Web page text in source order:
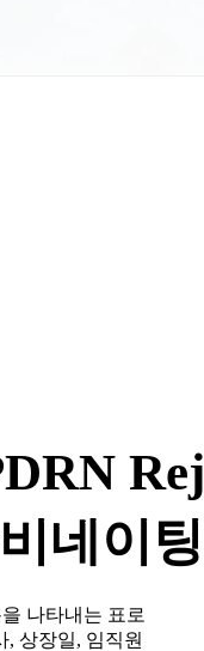
네이
나타내는 표로
, 상장일, 임직원